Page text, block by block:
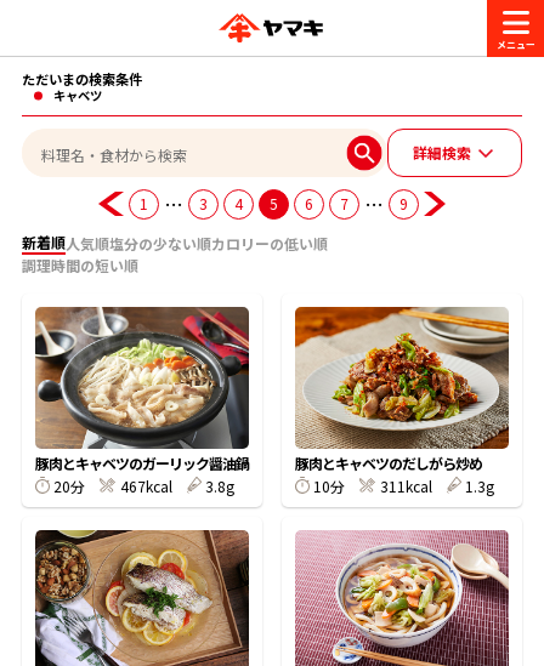
商品情報
ブランド一覧
ヤマキ『めんつゆ』 ヤマキ 割烹白だし
レシピ
おいしいレシピを探す
おいしいレシピトップ
主食レシピ
主菜レシピ
汁物レシピ
時短レシピ
かつお節・だしを楽しむ
かつお節・だしを知る
だしの取り方
かつお節の削り方
かつお節・だしをもっと知る
ヤマキ かつお節プラス®
CM・キャンペーン
キャンペーン一覧
企業・採用情報
企業情報
- 百年対話
- ヤマキ かつお節プラス®
お問い合わせ
ヤマキお客様相談室
オンラインショップ
コミュニティサイト
ただいまの検索条件
キャベツ
詳細検索
1 … 3 4 5 6 7 …
9
新着順人気順塩分の少ない順カロリーの低い順
調理時間の短い順
豚肉とキャベツのガーリック醤油鍋
20分
467kcal 3.8g
豚肉とキャベツのだしがら炒め
10分
311kcal 1.3g